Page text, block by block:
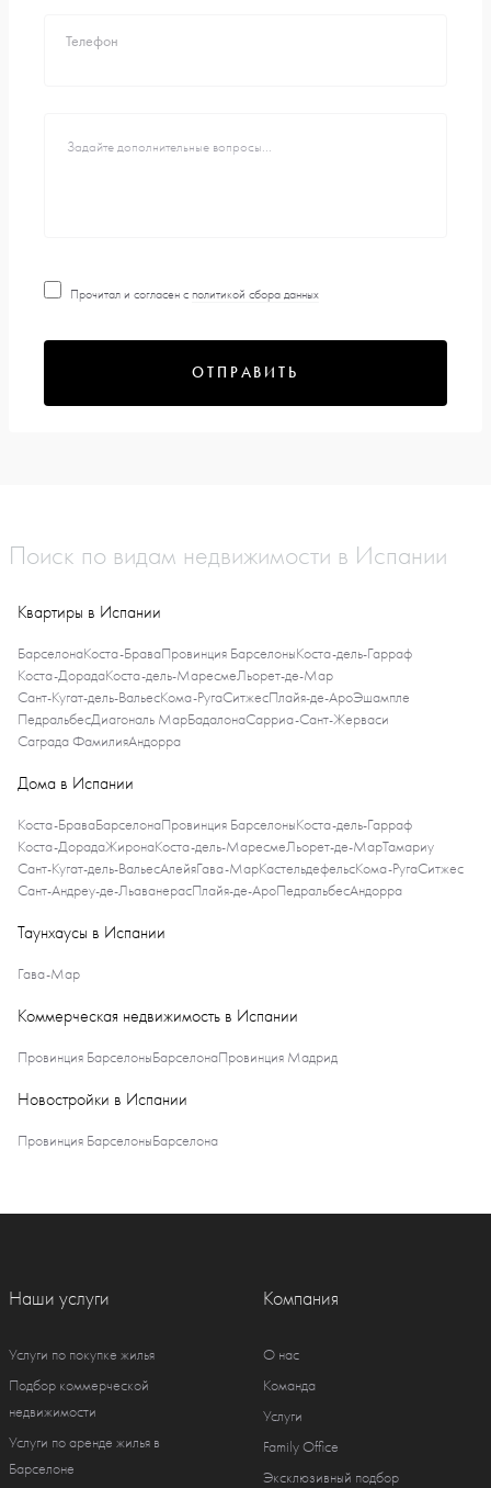
Телефон
Прочитал и согласен с политикой сбора данных
ОТПРАВИТЬ
Поиск по видам недвижимости в Испании
Квартиры в Испании
БарселонаКоста-БраваПровинция БарселоныКоста-дель-Гарраф
Коста-ДорадаКоста-дель-МаресмеЛьорет-де-Мар
Сант-Кугат-дель-ВальесКома-РугаСитжесПлайя-де-АроЭшампле
ПедральбесДиагональ МарБадалонаСарриа-Сант-Жерваси
Саграда ФамилияАндорра
Дома в Испании
Коста-БраваБарселонаПровинция БарселоныКоста-дель-Гарраф
Коста-ДорадаЖиронаКоста-дель-МаресмеЛьорет-де-МарТамариу
Сант-Кугат-дель-ВальесАлейяГава-МарКастельдефельсКома-РугаСитжес
Сант-Андреу-де-ЛьаванерасПлайя-де-АроПедральбесАндорра
Таунхаусы в Испании
Гава-Мар
Коммерческая недвижимость в Испании
Провинция БарселоныБарселонаПровинция Мадрид
Новостройки в Испании
Провинция БарселоныБарселона
Наши услуги
Услуги по покупке жилья
Подбор коммерческой
недвижимости
Услуги по аренде жилья в
Барселоне
Компания
О нас
Команда
Услуги
Family Office
Эксклюзивный подбор